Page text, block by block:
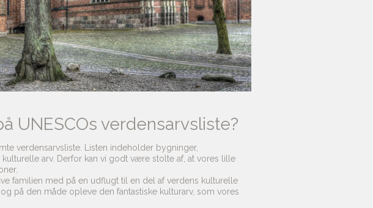
UNESCOs verdensarvsliste?
verdensarvsliste. Listen indeholder bygninger,
arv. Derfor kan vi godt være stolte af, at vores lille
familien med på en udflugt til en del af verdens kulturelle
på den måde opleve den fantastiske kulturarv, som vores